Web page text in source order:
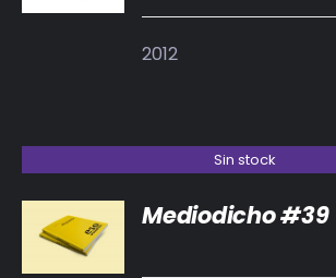
2012
Sin stock
DETALLES
Mediodicho #39